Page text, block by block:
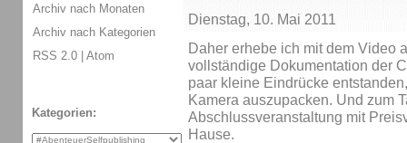
Dienstag, 10. Mai 2011
Daher erhebe ich mit dem Video
vollständige Dokumentation der
paar kleine Eindrücke
Kamera auszupacken. Und zum
Abschlussveranstaltung mit
Hause.
Archiv nach Monaten
Archiv nach Kategorien
RSS 2.0 | Atom
Kategorien: